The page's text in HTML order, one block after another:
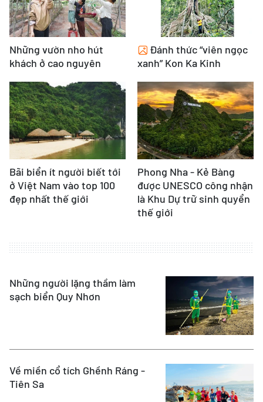
Những vườn nho hút
khách ở cao nguyên
Đánh thức “viên ngọc
xanh” Kon Ka Kinh
Bãi biển ít người biết tới
ở Việt Nam vào top 100
đẹp nhất thế giới
Phong Nha - Kẻ Bàng
được UNESCO công nhận
là Khu Dự trữ sinh quyển
thế giới
Những người lặng thầm làm
sạch biển Quy Nhơn
Về miền cổ tích Ghềnh Ráng -
Tiên Sa